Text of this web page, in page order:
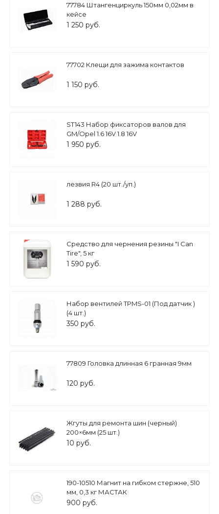
77784 Штангенциркуль 150мм 0,02мм в
кейсе
1 250 руб.
77702 Клещи для зажима контактов
1 150 руб.
ST143 Набор фиксаторов валов для
GM/Opel 1.6 16V 1.8 16V
1 950 руб.
лезвия R4 (20 шт./уп.)
1 288 руб.
Средство для чернения резины "I Can
Tire", 5 кг
1 590 руб.
Набор вентилей TPMS-01 (Под датчик )
(4 шт.)
350 руб.
77809 Головка длинная 6 гранная 9мм
120 руб.
Жгуты для ремонта шин (черный)
200×6мм (25 шт.)
10 руб.
190-10510 Магнит на гибком стержне, 510
мм, 0,3 кг МАСТАК
900 руб.